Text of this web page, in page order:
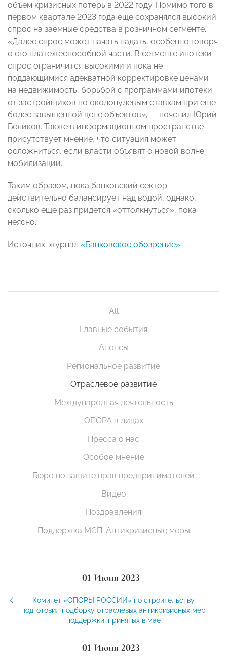
объем кризисных потерь в 2022 году. Помимо того в
первом квартале 2023 года еще сохранялся высокий
спрос на заемные средства в розничном сегменте.
«Далее спрос может начать падать, особенно говоря
о его платежеспособной части. В сегменте ипотеки
спрос ограничится высокими и пока не
поддающимися адекватной корректировке ценами
на недвижимость, борьбой с программами ипотеки
от застройщиков по околонулевым ставкам при еще
более завышенной цене объектов», — пояснил Юрий
Беликов. Также в информационном пространстве
присутствует мнение, что ситуация может
осложниться, если власти объявят о новой волне
мобилизации.
Таким образом, пока банковский сектор
действительно балансирует над водой, однако,
сколько еще раз придется «оттолкнуться», пока
неясно.
Источник: журнал «Банковское обозрение»
All
Главные события
Анонсы
Региональное развитие
Отраслевое развитие
Международная деятельность
ОПОРА в лицах
Пресса о нас
Особое мнение
Бюро по защите прав предпринимателей
Видео
Поздравления
Поддержка МСП. Антикризисные меры
01 Июня 2023
Комитет «ОПОРЫ РОССИИ» по строительству
подготовил подборку отраслевых антикризисных мер
поддержки, принятых в мае
01 Июня 2023